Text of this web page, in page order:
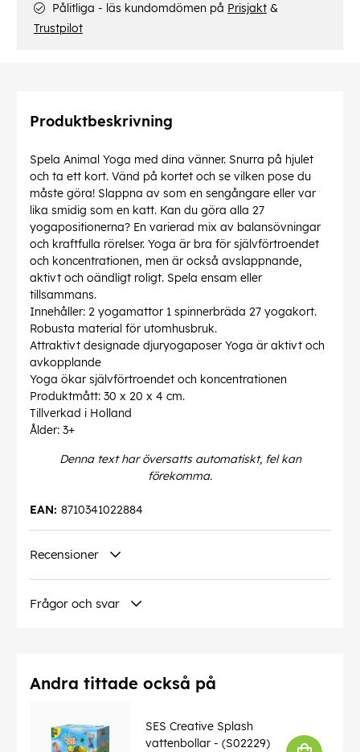
Pålitliga - läs kundomdömen på Prisjakt &
Trustpilot
Produktbeskrivning
Spela Animal Yoga med dina vänner. Snurra på hjulet
och ta ett kort. Vänd på kortet och se vilken pose du
måste göra! Slappna av som en sengångare eller var
lika smidig som en katt. Kan du göra alla 27
yogapositionerna? En varierad mix av balansövningar
och kraftfulla rörelser. Yoga är bra för självförtroendet
och koncentrationen, men är också avslappnande,
aktivt och oändligt roligt. Spela ensam eller
tillsammans.
Innehåller: 2 yogamattor 1 spinnerbräda 27 yogakort.
Robusta material för utomhusbruk.
Attraktivt designade djuryogaposer Yoga är aktivt och
avkopplande
Yoga ökar självförtroendet och koncentrationen
Produktmått: 30 x 20 x 4 cm.
Tillverkad i Holland
Ålder: 3+
Denna text har översatts automatiskt, fel kan
förekomma.
8710341022884
EAN:
Recensioner
Frågor och svar
Andra tittade också på
SES Creative Splash
vattenbollar - (S02229)